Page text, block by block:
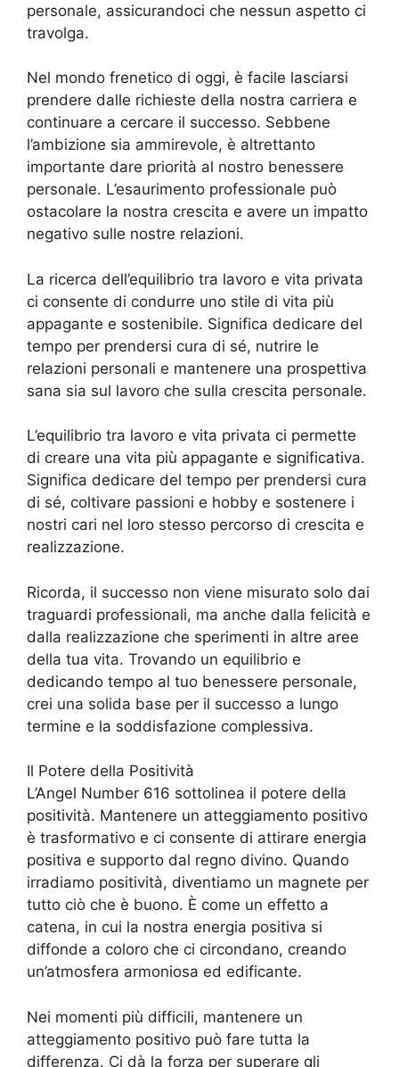
personale, assicurandoci che nessun aspetto ci
travolga.
Nel mondo frenetico di oggi, è facile lasciarsi
prendere dalle richieste della nostra carriera e
continuare a cercare il successo. Sebbene
l’ambizione sia ammirevole, è altrettanto
importante dare priorità al nostro benessere
personale. L’esaurimento professionale può
ostacolare la nostra crescita e avere un impatto
negativo sulle nostre relazioni.
La ricerca dell’equilibrio tra lavoro e vita privata
ci consente di condurre uno stile di vita più
appagante e sostenibile. Significa dedicare del
tempo per prendersi cura di sé, nutrire le
relazioni personali e mantenere una prospettiva
sana sia sul lavoro che sulla crescita personale.
L’equilibrio tra lavoro e vita privata ci permette
di creare una vita più appagante e significativa.
Significa dedicare del tempo per prendersi cura
di sé, coltivare passioni e hobby e sostenere i
nostri cari nel loro stesso percorso di crescita e
realizzazione.
Ricorda, il successo non viene misurato solo dai
traguardi professionali, ma anche dalla felicità e
dalla realizzazione che sperimenti in altre aree
della tua vita. Trovando un equilibrio e
dedicando tempo al tuo benessere personale,
crei una solida base per il successo a lungo
termine e la soddisfazione complessiva.
Il Potere della Positività
L’Angel Number 616 sottolinea il potere della
positività. Mantenere un atteggiamento positivo
è trasformativo e ci consente di attirare energia
positiva e supporto dal regno divino. Quando
irradiamo positività, diventiamo un magnete per
tutto ciò che è buono. È come un effetto a
catena, in cui la nostra energia positiva si
diffonde a coloro che ci circondano, creando
un’atmosfera armoniosa ed edificante.
Nei momenti più difficili, mantenere un
atteggiamento positivo può fare tutta la
differenza. Ci dà la forza per superare gli